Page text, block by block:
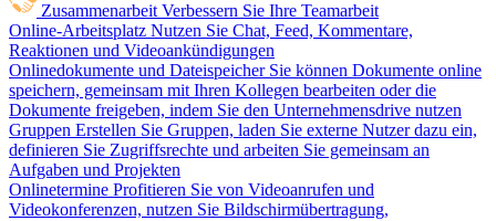
Zusammenarbeit Verbessern Sie Ihre Teamarbeit
Online-Arbeitsplatz Nutzen Sie Chat, Feed, Kommentare,
Reaktionen und Videoankündigungen
Onlinedokumente und Dateispeicher Sie können Dokumente online
speichern, gemeinsam mit Ihren Kollegen bearbeiten oder die
Dokumente freigeben, indem Sie den Unternehmensdrive nutzen
Gruppen Erstellen Sie Gruppen, laden Sie externe Nutzer dazu ein,
definieren Sie Zugriffsrechte und arbeiten Sie gemeinsam an
Aufgaben und Projekten
Onlinetermine Profitieren Sie von Videoanrufen und
Videokonferenzen, nutzen Sie Bildschirmübertragung,